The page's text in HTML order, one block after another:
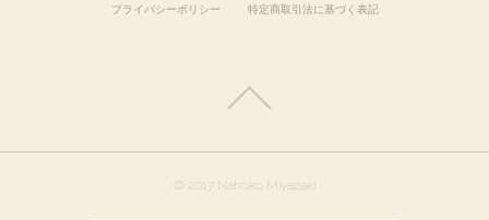
プライバシーポリシー 特定商取引法に基づく表記
© 2017 Nahoko Miyazaki